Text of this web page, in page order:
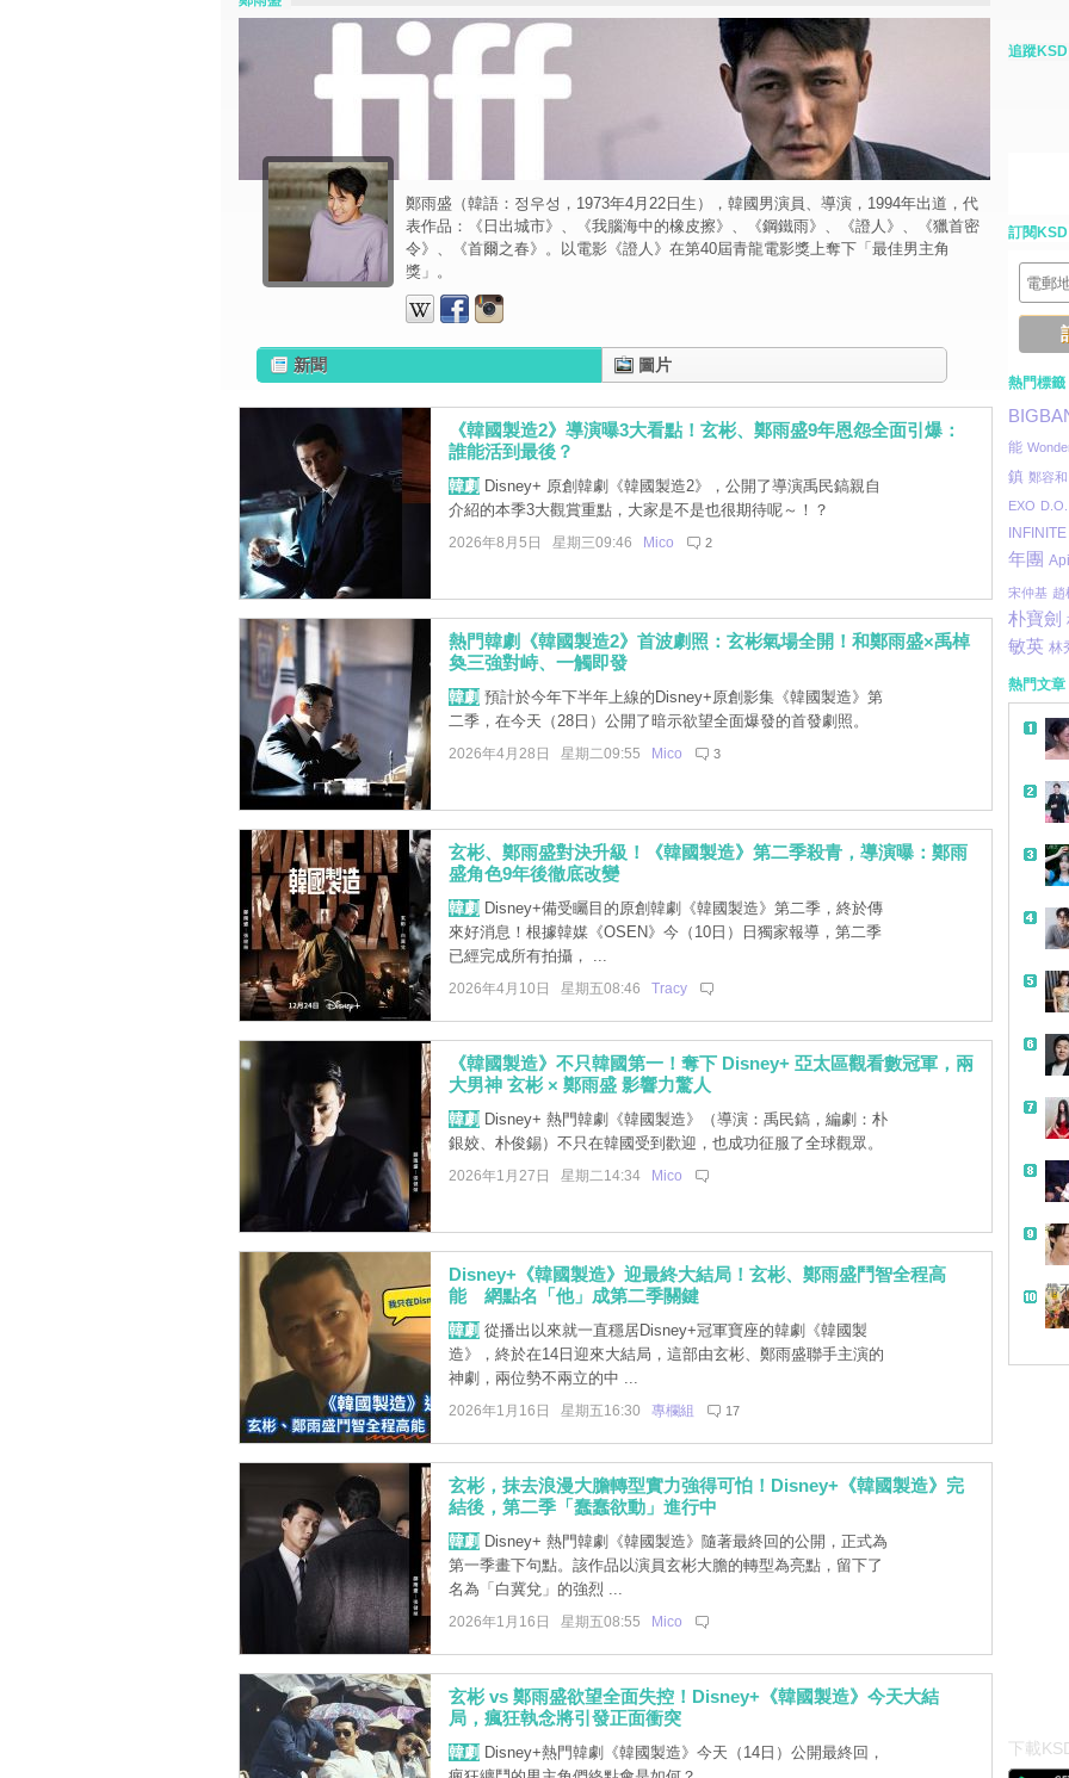
鄭雨盛（韓語：정우성，1973年4月22日生），韓國男演員、導演，1994年出道，代
表作品：《日出城市》、《我腦海中的橡皮擦》、《鋼鐵雨》、《證人》、《獵首密
令》、《首爾之春》。以電影《證人》在第40屆青龍電影獎上奪下「最佳男主角
獎」。
新聞 圖片
《韓國製造2》導演曝3大看點！玄彬、鄭雨盛9年恩怨全面引爆：
誰能活到最後？
韓劇 Disney+ 原創韓劇《韓國製造2》，公開了導演禹民鎬親自
介紹的本季3大觀賞重點，大家是不是也很期待呢～！？
2026年8月5日 星期三09:46 Mico 2
熱門韓劇《韓國製造2》首波劇照：玄彬氣場全開！和鄭雨盛×禹棹
奐三強對峙、一觸即發
韓劇 預計於今年下半年上線的Disney+原創影集《韓國製造》第
二季，在今天（28日）公開了暗示欲望全面爆發的首發劇照。
2026年4月28日 星期二09:55 Mico 3
玄彬、鄭雨盛對決升級！《韓國製造》第二季殺青，導演曝：鄭雨
盛角色9年後徹底改變
韓劇 Disney+備受矚目的原創韓劇《韓國製造》第二季，終於傳
來好消息！根據韓媒《OSEN》今（10日）日獨家報導，第二季
已經完成所有拍攝， ...
2026年4月10日 星期五08:46 Tracy
《韓國製造》不只韓國第一！奪下 Disney+ 亞太區觀看數冠軍，兩
大男神 玄彬 × 鄭雨盛 影響力驚人
韓劇 Disney+ 熱門韓劇《韓國製造》（導演：禹民鎬，編劇：朴
銀姣、朴俊錫）不只在韓國受到歡迎，也成功征服了全球觀眾。
2026年1月27日 星期二14:34 Mico
Disney+《韓國製造》迎最終大結局！玄彬、鄭雨盛鬥智全程高
能 網點名「他」成第二季關鍵
韓劇 從播出以來就一直穩居Disney+冠軍寶座的韓劇《韓國製
造》，終於在14日迎來大結局，這部由玄彬、鄭雨盛聯手主演的
神劇，兩位勢不兩立的中 ...
2026年1月16日 星期五16:30 專欄組 17
玄彬，抹去浪漫大膽轉型實力強得可怕！Disney+《韓國製造》完
結後，第二季「蠢蠢欲動」進行中
韓劇 Disney+ 熱門韓劇《韓國製造》隨著最終回的公開，正式為
第一季畫下句點。該作品以演員玄彬大膽的轉型為亮點，留下了
名為「白冀兌」的強烈 ...
2026年1月16日 星期五08:55 Mico
玄彬 vs 鄭雨盛欲望全面失控！Disney+《韓國製造》今天大結
局，瘋狂執念將引發正面衝突
韓劇 Disney+熱門韓劇《韓國製造》今天（14日）公開最終回，
追蹤KSD
訂閱KSD
熱門標籤
能
鎮 鄭容和
EXO D.O.
INFINITE
年團
宋仲基 趙
朴寶劍
敏英 林
熱門文章
帶
下載